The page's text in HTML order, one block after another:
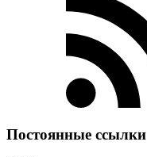
Постоянные ссылки